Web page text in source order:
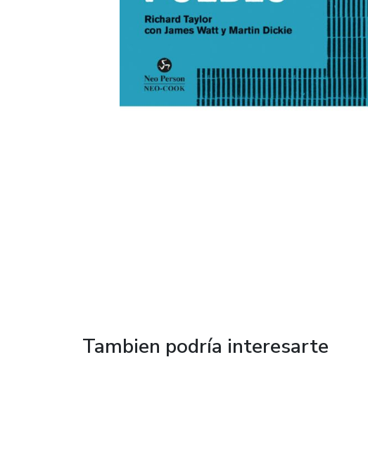
Tambien podría interesarte